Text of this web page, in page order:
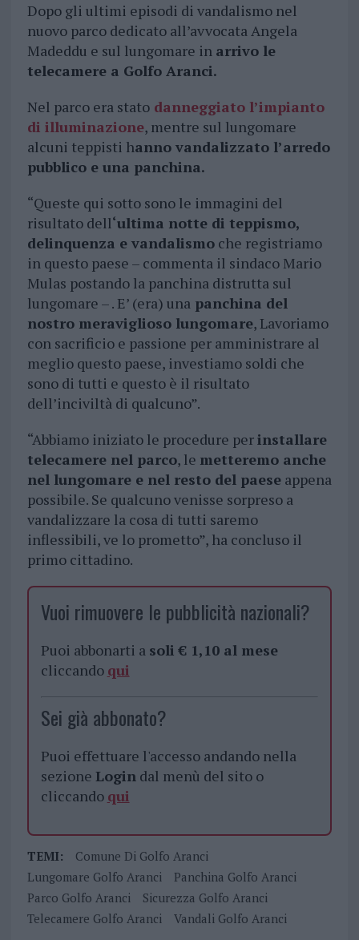
Dopo gli ultimi episodi di vandalismo nel
nuovo parco dedicato all’avvocata Angela
Madeddu e sul lungomare in arrivo le
telecamere a Golfo Aranci.
Nel parco era statodanneggiato l’impianto
di illuminazione, mentre sul lungomare
alcuni teppisti hanno vandalizzato l’arredo
pubblico e una panchina.
“Queste qui sotto sono le immagini del
risultato dell‘ultima notte di teppismo,
delinquenza e vandalismoche registriamo
in questo paese – commenta il sindaco Mario
Mulas postando la panchina distrutta sul
lungomare – . E’ (era) unapanchina del
nostro meraviglioso lungomare, Lavoriamo
con sacrificio e passione per amministrare al
meglio questo paese, investiamo soldi che
sono di tutti e questo è il risultato
dell’inciviltà di qualcuno”.
“Abbiamo iniziato le procedure perinstallare
telecamere nel parco, le metteremo anche
nel lungomare e nel resto del paeseappena
possibile. Se qualcuno venisse sorpreso a
vandalizzare la cosa di tutti saremo
inflessibili, ve lo prometto”, ha concluso il
primo cittadino.
Vuoi rimuovere le pubblicità nazionali?
Puoi abbonarti a soli € 1,10 al mese
cliccando qui
Sei già abbonato?
Puoi effettuare l'accesso andando nella
sezione Logindal menù del sito o
cliccando qui
TEMI:
Comune Di Golfo Aranci
Lungomare Golfo Aranci
Panchina Golfo Aranci
Parco Golfo Aranci
Sicurezza Golfo Aranci
Telecamere Golfo Aranci
Vandali Golfo Aranci